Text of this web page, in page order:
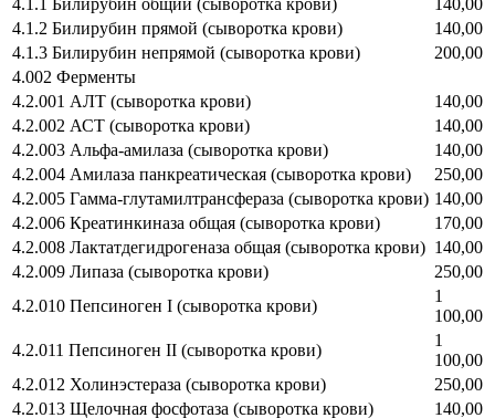
4.1.2 Билирубин прямой (сыворотка крови)
140,00
4.1.3 Билирубин непрямой (сыворотка крови)
200,00
4.002 Ферменты
4.2.001 АЛТ (сыворотка крови)
140,00
4.2.002 АСТ (сыворотка крови)
140,00
4.2.003 Альфа-амилаза (сыворотка крови)
140,00
4.2.004 Амилаза панкреатическая (сыворотка крови)
250,00
4.2.005 Гамма-глутамилтрансфераза (сыворотка крови) 140,00
4.2.006 Креатинкиназа общая (сыворотка крови)
170,00
4.2.008 Лактатдегидрогеназа общая (сыворотка крови) 140,00
4.2.009 Липаза (сыворотка крови)
250,00
4.2.010 Пепсиноген I (сыворотка крови)
1
100,00
4.2.011 Пепсиноген II (сыворотка крови)
1
100,00
4.2.012 Холинэстераза (сыворотка крови)
250,00
4.2.013 Щелочная фосфотаза (сыворотка крови)
140,00